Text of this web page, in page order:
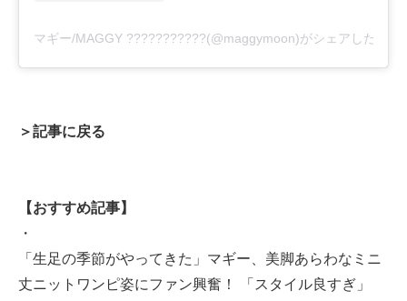
マギー/MAGGY ???????????(@maggymoon)がシェアした投稿
＞記事に戻る
【おすすめ記事】
・
「生足の季節がやってきた」マギー、美脚あらわなミニ
丈ニットワンピ姿にファン興奮！ 「スタイル良すぎ」